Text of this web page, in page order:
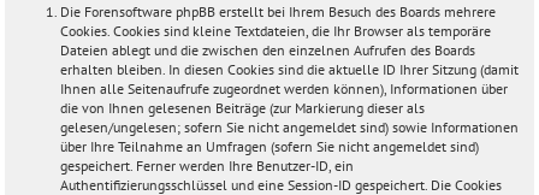
Die Forensoftware phpBB erstellt bei Ihrem Besuch des Boards mehrere
Cookies. Cookies sind kleine Textdateien, die Ihr Browser als temporäre
Dateien ablegt und die zwischen den einzelnen Aufrufen des Boards
erhalten bleiben. In diesen Cookies sind die aktuelle ID Ihrer Sitzung (damit
Ihnen alle Seitenaufrufe zugeordnet werden können), Informationen über
die von Ihnen gelesenen Beiträge (zur Markierung dieser als
gelesen/ungelesen; sofern Sie nicht angemeldet sind) sowie Informationen
über Ihre Teilnahme an Umfragen (sofern Sie nicht angemeldet sind)
gespeichert. Ferner werden Ihre Benutzer-ID, ein
Authentifizierungsschlüssel und eine Session-ID gespeichert. Die Cookies